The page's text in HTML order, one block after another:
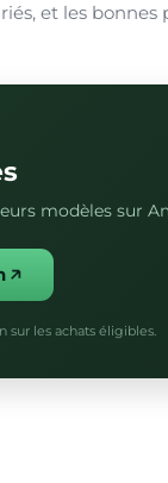
et les
modèles sur
les achats éligibles.